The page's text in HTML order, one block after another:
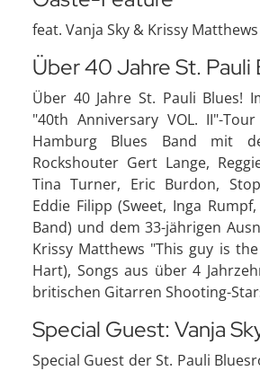
feat. Vanja Sky & Krissy Matthews
Über 40 Jahre St. Pauli
Über 40 Jahre St. Pauli Blues!
"40th Anniversary VOL. II"-
Hamburg Blues Band mit
Rockshouter Gert Lange,
Tina Turner, Eric Burdon,
Eddie Filipp (Sweet, Inga
Band) und dem 33-jährigen
Krissy Matthews "This guy is
Hart), Songs aus über 4
britischen Gitarren Shooting-
Special Guest: Vanja
Special Guest der St. Pauli